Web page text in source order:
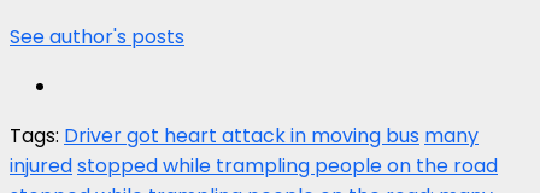
See author's posts
Tags: Driver got heart attack in moving bus many
injuredstopped while trampling people on the road